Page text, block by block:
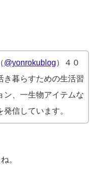
@yonrokublog）４０
き暮らすための生活習
ン、一生物アイテムな
信しています。
。